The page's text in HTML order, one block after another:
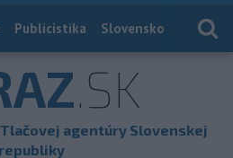
Publicistika Slovensko
.SK
agentúry Slovenskej
republiky